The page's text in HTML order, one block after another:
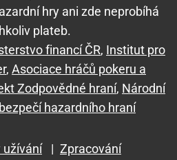
hry ani zde neprobíhá
plateb.
financí ČR, Institut pro
, Asociace hráčů pokeru a
Zodpovědné hraní, Národní
hazardního hraní
užívání | Zpracování